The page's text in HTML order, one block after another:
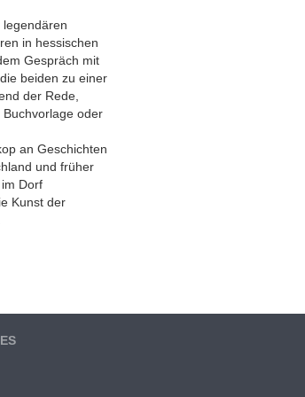
in hessischen
Gespräch mit
beiden zu einer
der Rede,
oder
an Geschichten
und früher
Dorf
Kunst der